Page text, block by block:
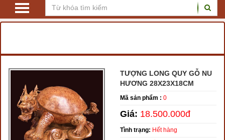
TƯỢNG LONG QUY GỖ NU
HƯƠNG 28X23X18CM
Mã sản phẩm : 0
Giá: 18.500.000đ
Tình trạng: Hết hàng